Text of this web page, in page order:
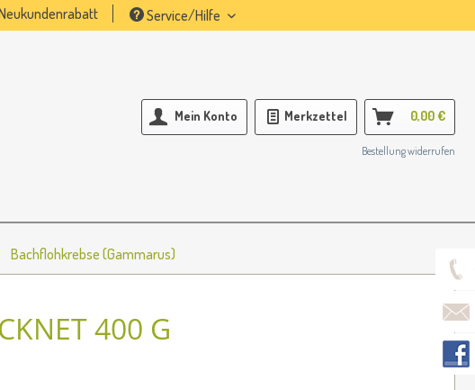
Service/Hilfe
Mein Konto Merkzettel 0,00 €
Bestellung widerrufen
Bachflohkrebse (Gammarus)
400 G